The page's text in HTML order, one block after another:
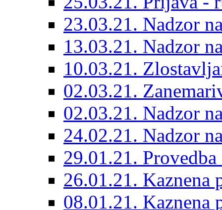
23.03.21. Nadzor
13.03.21. Nadzor
10.03.21.
02.03.21.
02.03.21. Nadzor
24.02.21. Nadzor
29.01.21.
26.01.21. Kaznena
08.01.21. Kaznena